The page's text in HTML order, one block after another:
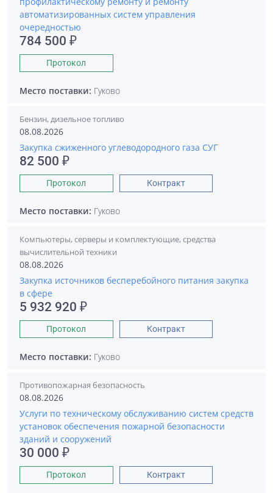
автоматизированных систем управления
очередностью
784 500 ₽
Протокол
Место поставки: Гуково
Бензин, дизельное топливо
08.08.2026
Закупка сжиженного углеводородного газа СУГ
82 500 ₽
Протокол Контракт
Место поставки: Гуково
Компьютеры, серверы и комплектующие, средства
вычислительной техники
08.08.2026
Закупка источников бесперебойного питания закупка
в сфере
5 932 920 ₽
Протокол Контракт
Место поставки: Гуково
Противопожарная безопасность
08.08.2026
Услуги по техническому обслуживанию систем средств
установок обеспечения пожарной безопасности
зданий и сооружений
30 000 ₽
Протокол Контракт